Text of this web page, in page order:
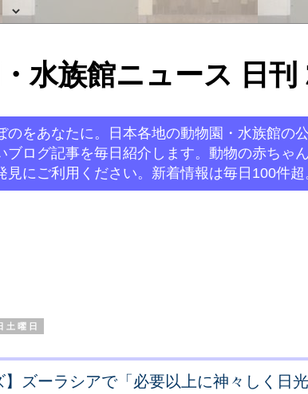
水族館ニュース 日刊
のをあなたに。日本各地の動物園・水族館の
ブログ記事を毎日紹介します。動物の赤ちゃ
見にご利用ください。新着情報は毎日100件
曜日
】ズーラシアで「必要以上に神々しく日